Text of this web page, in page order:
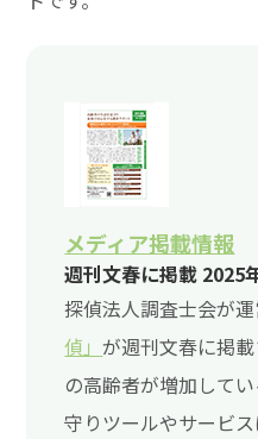
メディア掲載情報
週刊文春に掲載 2025
探偵法人調査士会が
偵」が週刊文春に掲
の高齢者が増加して
守りツールやサービ